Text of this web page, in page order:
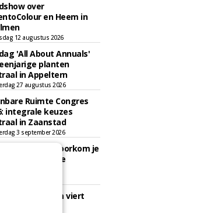
over
en Heem in
12 augustus 2026
'All About Annuals'
planten
in Appeltern
27 augustus 2026
Ruimte Congres
integrale keuzes
in Zaanstad
3 september 2026
zo voorkom je
natuurinclusieve
Symposium viert